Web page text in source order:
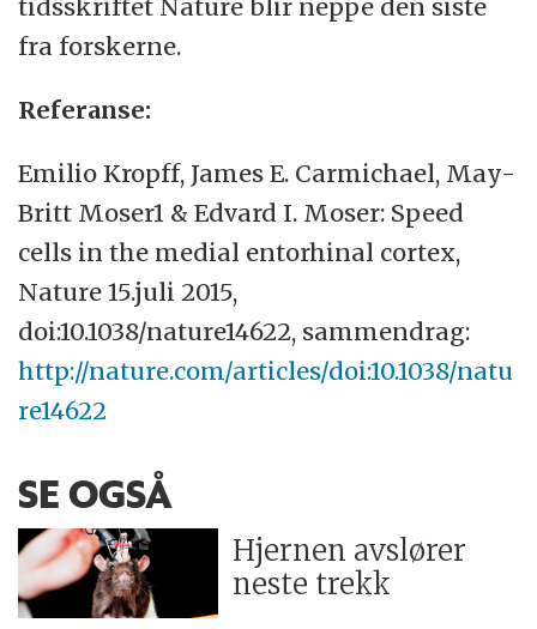
tidsskriftet Nature blir neppe den siste
fra forskerne.
Referanse:
Emilio Kropff, James E. Carmichael, May-
Britt Moser1 & Edvard I. Moser: Speed
cells in the medial entorhinal cortex,
Nature 15.juli 2015,
doi:10.1038/nature14622, sammendrag:
http://nature.com/articles/doi:10.1038/natu
re14622
SE OGSÅ
Hjernen avslører
neste trekk